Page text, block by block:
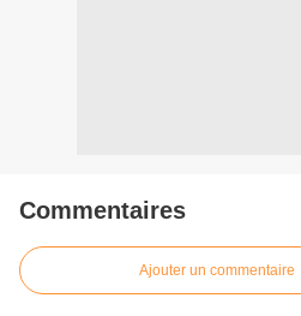
Commentaires
Ajouter un commentaire